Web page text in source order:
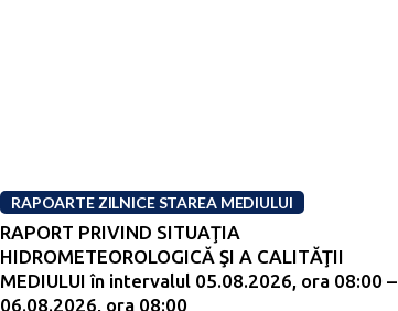
RAPOARTE ZILNICE STAREA MEDIULUI
RAPORT PRIVIND SITUAŢIA
HIDROMETEOROLOGICĂ ŞI A CALITĂŢII
MEDIULUI în intervalul 05.08.2026, ora 08:00 –
06.08.2026, ora 08:00